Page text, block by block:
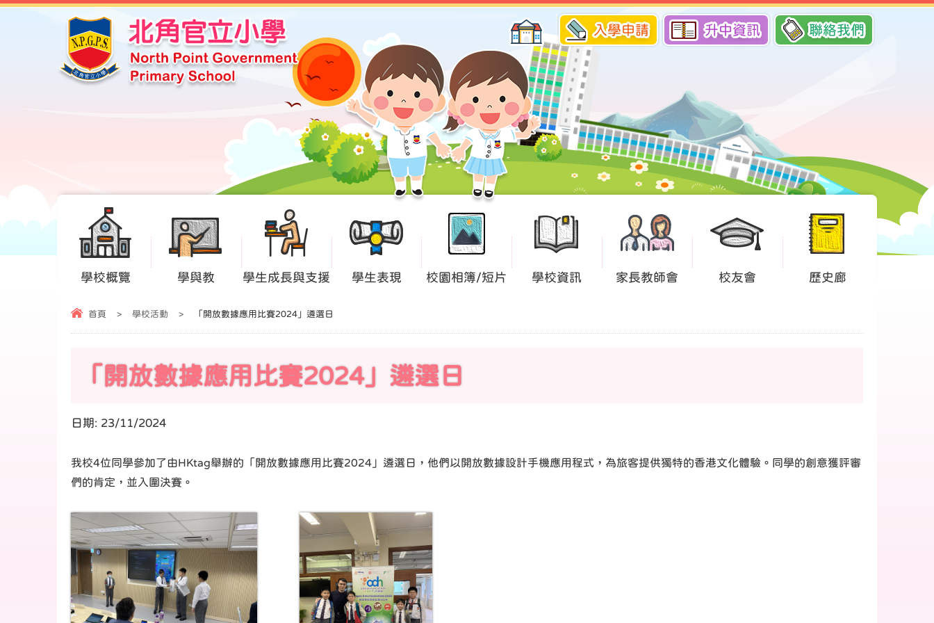
入學申請 升中資訊 聯絡我們
學校概覽 學與教 學生成長與支援 學生表現 校園相簿/短片 學校資訊 家長教師會 校友會 歷史廊
首頁 > 學校活動 > 「開放數據應用比賽2024」遴選日
「開放數據應用比賽2024」遴選日
日期: 23/11/2024
我校4位同學參加了由HKtag舉辦的「開放數據應用比賽2024」遴選日，他們以開放數據設計手機應用程式，為旅客提供獨特的香港文化體驗。同學的創意獲評審
們的肯定，並入圍決賽。